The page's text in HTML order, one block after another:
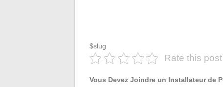
$slug
Rate this post
Vous Devez Joindre un Installateur de